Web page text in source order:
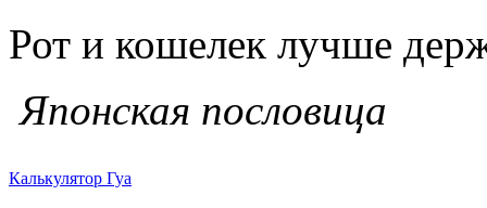
Рот и кошелек лучше
Японская пословица
Калькулятор Гуа